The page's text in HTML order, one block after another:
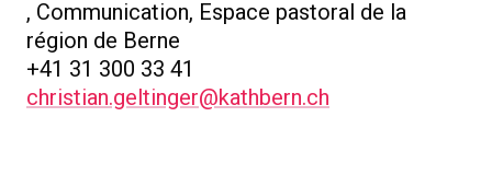
, Communication, Espace pastoral de la
région de Berne
+41 31 300 33 41
christian.geltinger@kathbern.ch